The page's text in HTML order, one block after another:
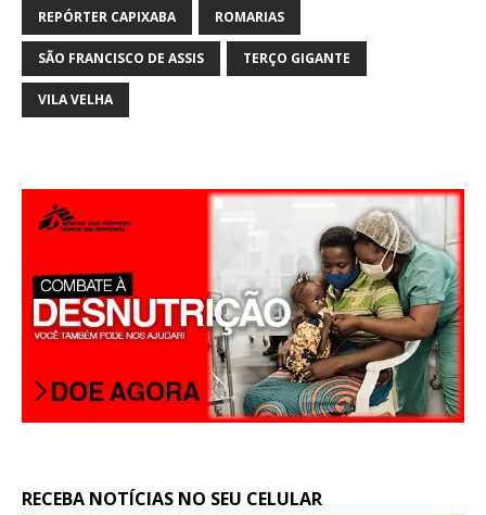
p
p
REPÓRTER CAPIXABA ROMARIAS
SÃO FRANCISCO DE ASSIS TERÇO GIGANTE
VILA VELHA
RECEBA NOTÍCIAS NO SEU CELULAR